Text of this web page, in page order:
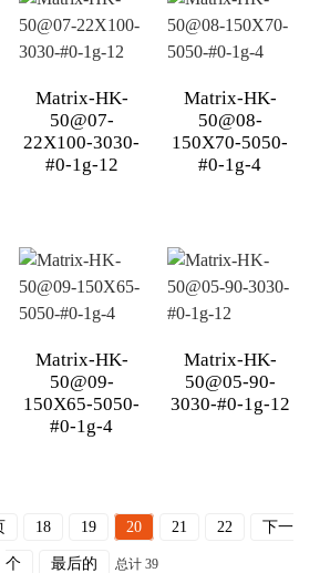
Matrix-HK-
50@07-
22X100-3030-
#0-1g-12
Matrix-HK-
50@08-
150X70-5050-
#0-1g-4
Matrix-HK-
50@09-
150X65-5050-
#0-1g-4
Matrix-HK-
50@05-90-
3030-#0-1g-12
18 19 20 21 22 下一
个 最后的 总计 39